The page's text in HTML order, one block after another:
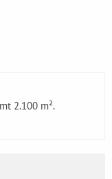
2.100 m².